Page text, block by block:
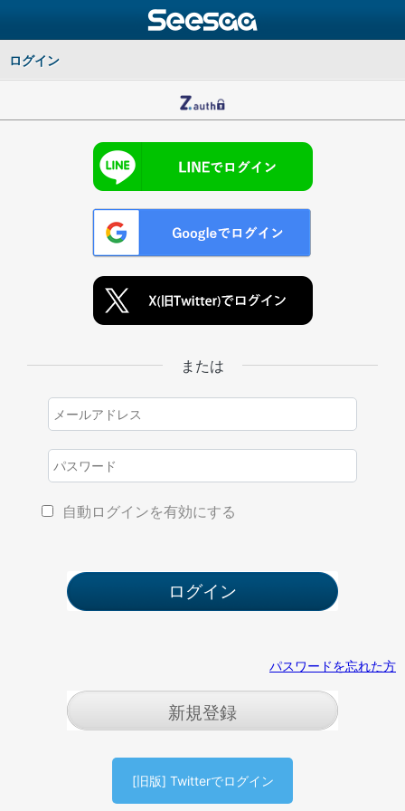
ログイン
または
自動ログインを有効にする
パスワードを忘れた方
新規登録
[旧版] Twitterでログイン